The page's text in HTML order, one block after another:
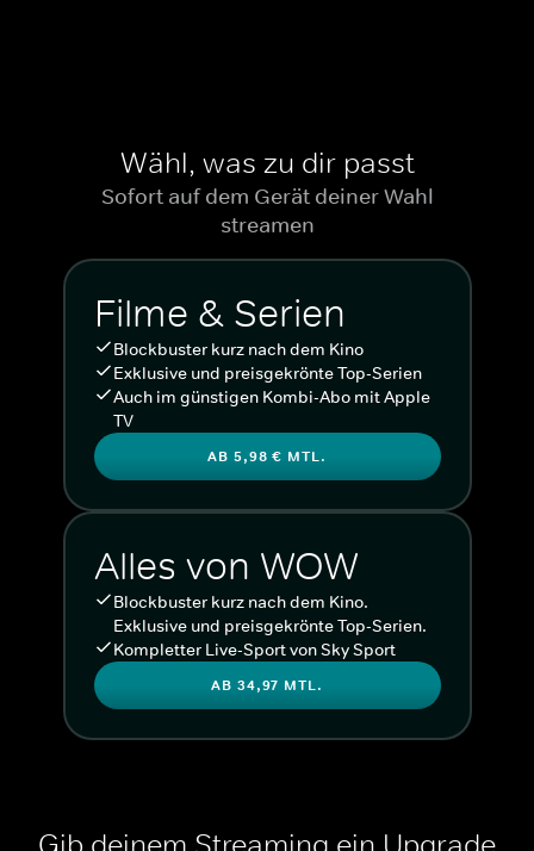
Wähl, was zu dir passt
Sofort auf dem Gerät deiner Wahl
streamen
Filme & Serien
Blockbuster kurz nach dem Kino
Exklusive und preisgekrönte Top-Serien
Auch im günstigen Kombi-Abo mit Apple
TV
AB 5,98 € MTL.
Alles von WOW
Blockbuster kurz nach dem Kino.
Exklusive und preisgekrönte Top-Serien.
Kompletter Live-Sport von Sky Sport
AB 34,97 MTL.
Gib deinem Streaming ein Upgrade